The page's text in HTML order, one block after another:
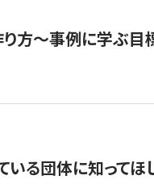
り方〜事例に学ぶ
いる団体に知ってほ